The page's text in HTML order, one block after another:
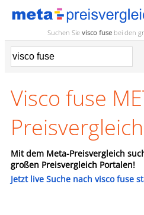
Suchen Sie visco fuse bei den
Visco fuse
Preisvergleich
Mit dem Meta-Preisvergleich
großen Preisvergleich Portalen!
Jetzt live Suche nach visco fuse